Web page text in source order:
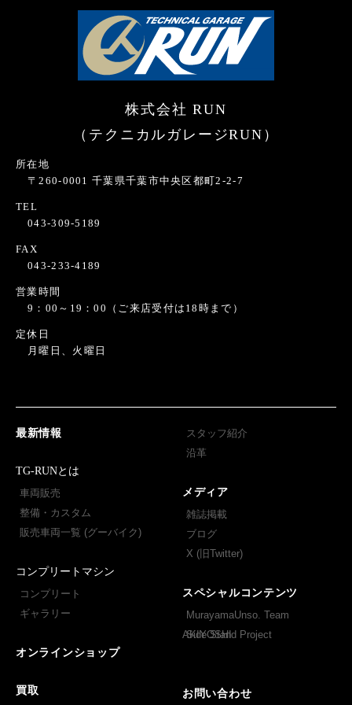
株式会社 RUN
（テクニカルガレージRUN）
所在地
〒260-0001 千葉県千葉市中央区都町2-2-7
TEL
043-309-5189
FAX
043-233-4189
営業時間
9：00～19：00（ご来店受付は18時まで）
定休日
月曜日、火曜日
最新情報
TG-RUNとは
車両販売
整備・カスタム
販売車両一覧 (グーバイク)
コンプリートマシン
コンプリート
ギャラリー
オンラインショップ
買取
スタッフ紹介
沿革
メディア
雑誌掲載
ブログ
X (旧Twitter)
スペシャルコンテンツ
MurayamaUnso. Team
AKIYOSHI
Side Stand Project
お問い合わせ